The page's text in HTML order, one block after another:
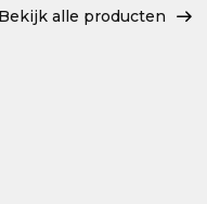
Bekijk alle producten